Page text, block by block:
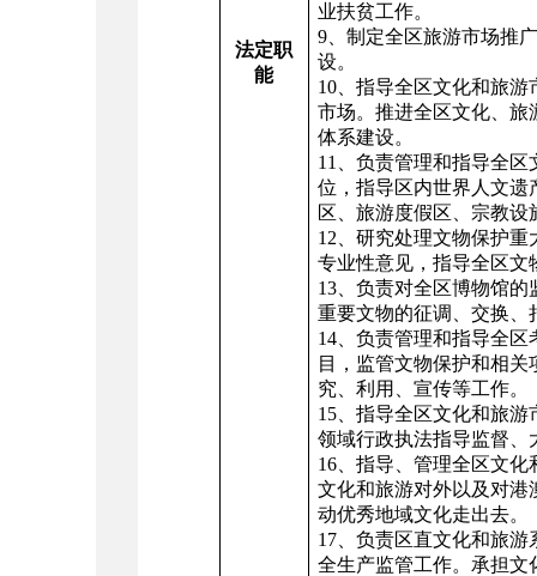
法定职
能
业扶贫工作。
9、制定全区旅游市场推
设。
10、指导全区文化和旅
市场。推进全区文化、旅
体系建设。
11、负责管理和指导全
位，指导区内世界人文遗
区、旅游度假区、宗教
12、研究处理文物保护
专业性意见，指导全区文
13、负责对全区博物馆
重要文物的征调、交换、
14、负责管理和指导全
目，监管文物保护和相
究、利用、宣传等工作。
15、指导全区文化和旅
领域行政执法指导监督、
16、指导、管理全区文
文化和旅游对外以及对港
动优秀地域文化走出去。
17、负责区直文化和旅
全生产监管工作。承担文